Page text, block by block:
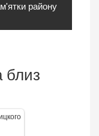
району
близ